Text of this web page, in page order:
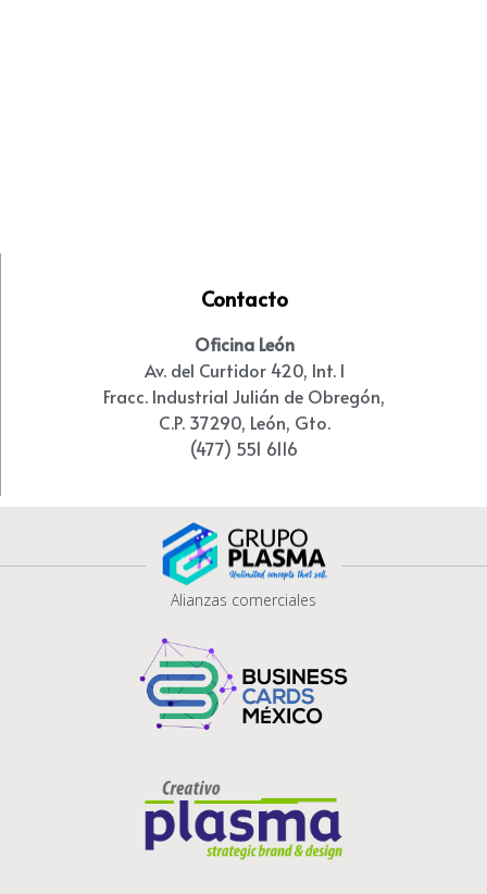
Contacto
Oficina León
Av. del Curtidor 420, Int. I
Fracc. Industrial Julián de Obregón,
C.P. 37290, León, Gto.
(477) 551 6116
Alianzas comerciales